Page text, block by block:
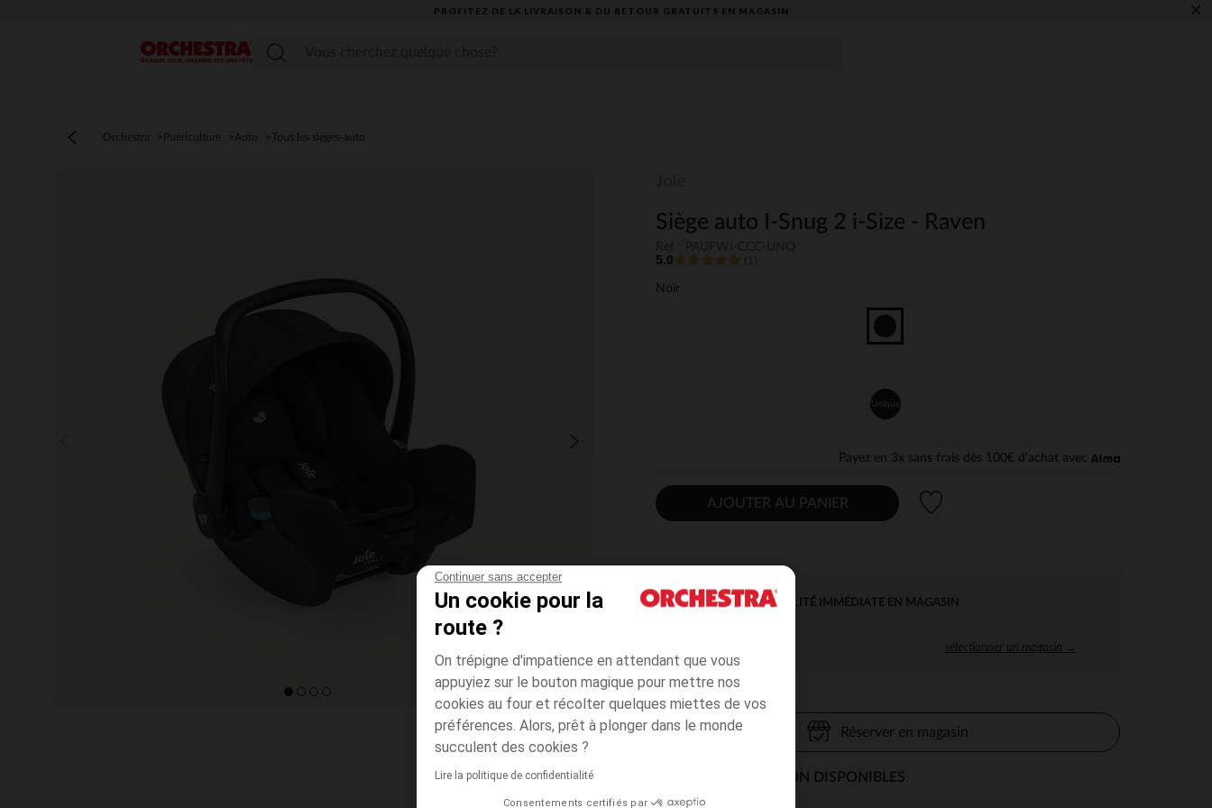
Continuer sans accepter
Un cookie pour la
route ?
On trépigne d'impatience en attendant que vous
appuyiez sur le bouton magique pour mettre nos
cookies au four et récolter quelques miettes de vos
préférences. Alors, prêt à plonger dans le monde
succulent des cookies ?
Lire la politique de confidentialité
Consentements certifiés par
PROFITEZ DE LA LIVRAISON & DU RETOUR GRATUITS EN MAGASIN​ ×
Menu
Orchestra Puériculture Auto Tous les sièges-auto
Siège auto I-Snug 2 i-Size - Raven
5.0
Noir
Unique
Payez en 3x sans frais dès 100€ d'achat avec
AJOUTER AU PANIER
DISPONIBILITÉ IMMÉDIATE EN MAGASIN
sélectionner un magasin →
Réserver en magasin
MODES DE LIVRAISON DISPONIBLES